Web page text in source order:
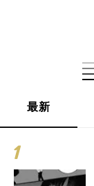
最新